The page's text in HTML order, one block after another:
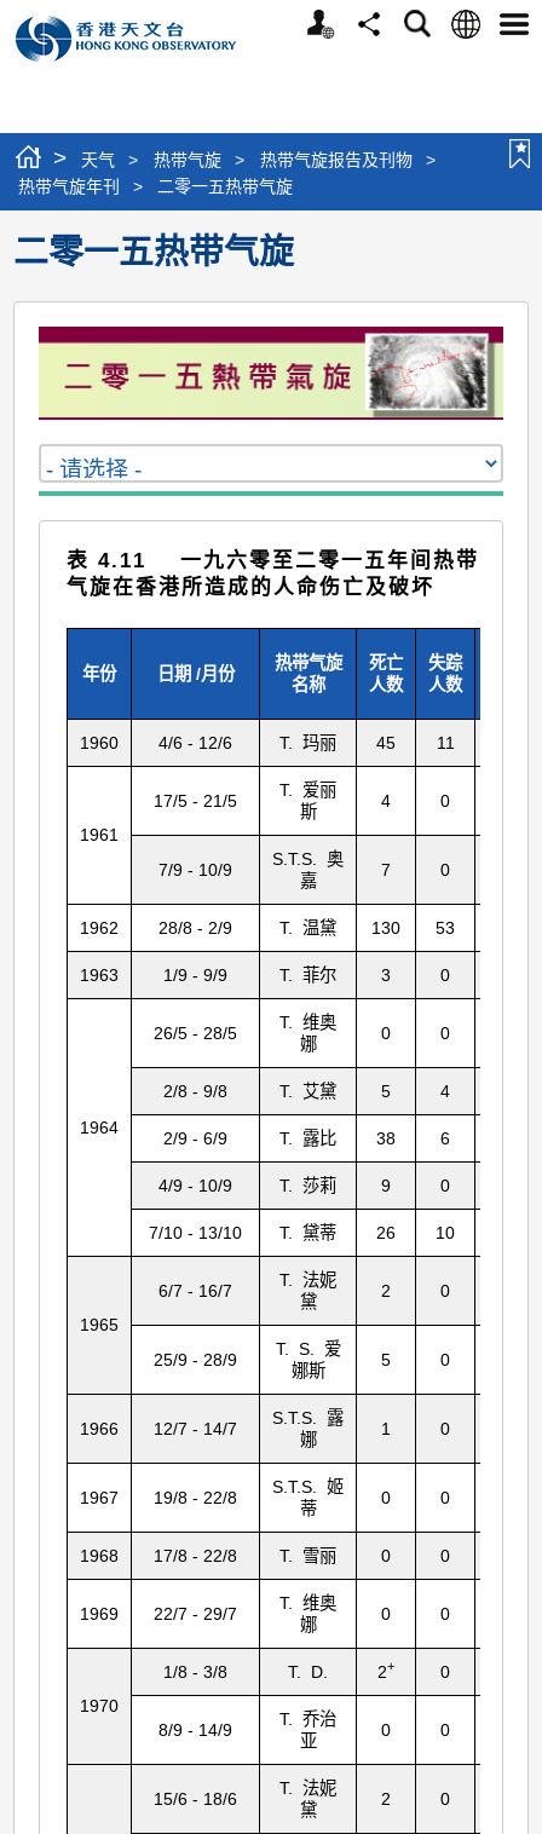
个
分
搜
语
选
> 天气 > 热带气旋 > 热带气旋报告及刊物
>
热带气旋年刊
> 二零一五热带气旋
二零一五热带气旋
表 4.11 一九六零至二零一五年间热带
气旋在香港所造成的人命伤亡及破坏
年份 日期 /月份
热带气旋
名称
死亡
人数
失踪
人数
1960 4/6 - 12/6 T. 玛丽 45 11
1961
17/5 - 21/5
T. 爱丽
斯
4 0
7/9 - 10/9
S.T.S. 奥
嘉
7 0
1962 28/8 - 2/9 T. 温黛 130 53
1963 1/9 - 9/9 T. 菲尔 3 0
1964
26/5 - 28/5
T. 维奥
娜
0 0
2/8 - 9/8 T. 艾黛 5 4
2/9 - 6/9 T. 露比 38 6
4/9 - 10/9 T. 莎莉 9 0
7/10 - 13/10 T. 黛蒂 26 10
1965
6/7 - 16/7
T. 法妮
黛
2 0
25/9 - 28/9
T. S. 爱
娜斯
5 0
1966 12/7 - 14/7
S.T.S. 露
娜
1 0
1967 19/8 - 22/8
S.T.S. 姬
蒂
0 0
1968 17/8 - 22/8 T. 雪丽 0 0
1969 22/7 - 29/7
T. 维奥
娜
0 0
1970
1/8 - 3/8 T. D. 2+ 0
8/9 - 14/9
T. 乔治
亚
0 0
15/6 - 18/6
T. 法妮
黛
2 0